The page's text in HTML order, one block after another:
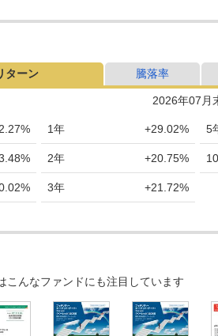
ターン 騰落率
2026年07月
1年 +29.02%
2年 +20.75%
3年 +21.72%
5
こんなファンドにも注目しています